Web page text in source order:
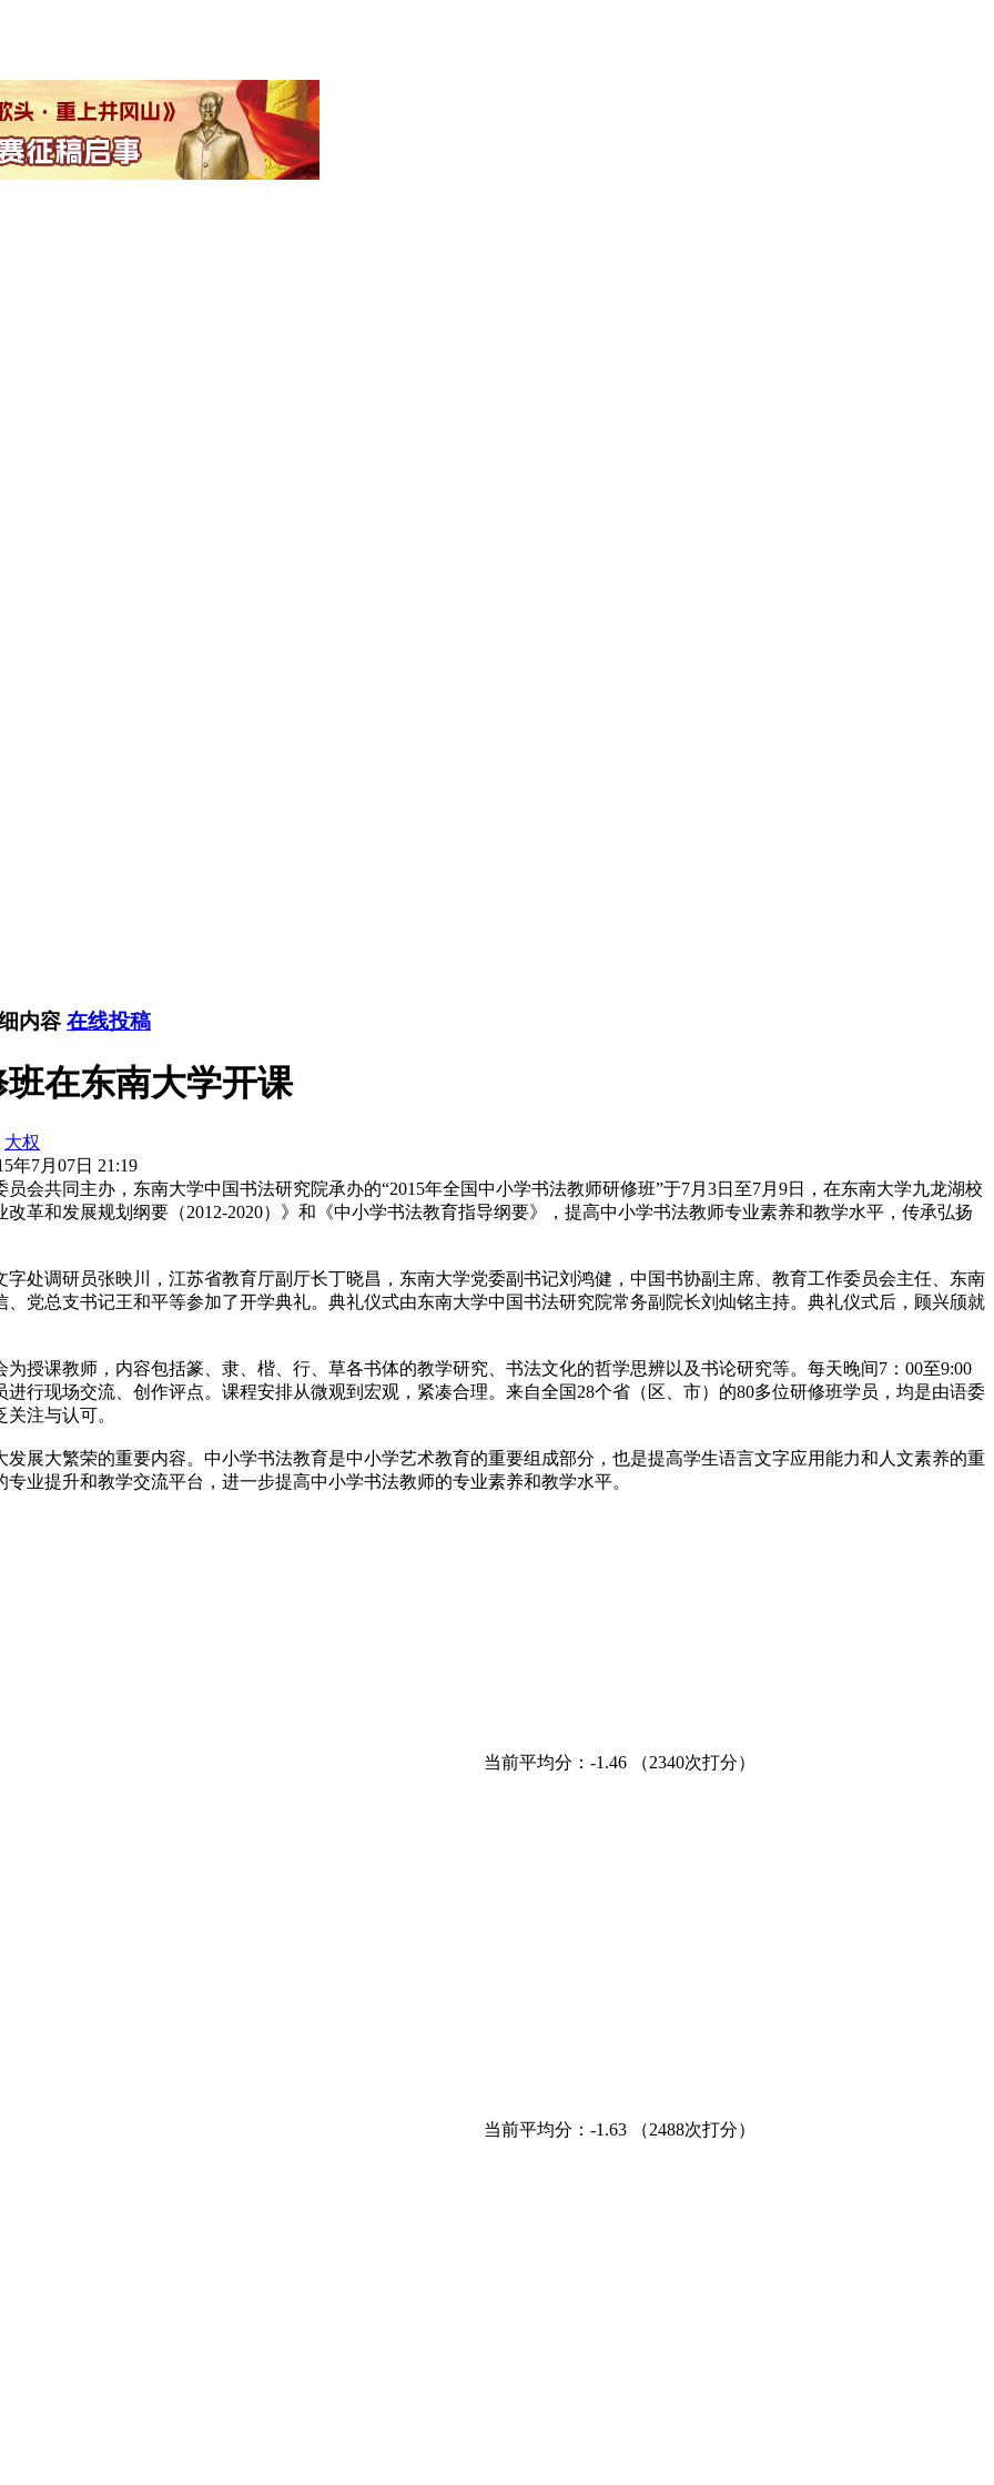
内容 在线投稿
在东南大学开课
大权
年7月07日 21:19
共同主办，东南大学中国书法研究院承办的“2015年全国中小学书法教师研修班”于7月3日至7月9日，在东南大学九龙湖校
革和发展规划纲要（2012-2020）》和《中小学书法教育指导纲要》，提高中小学书法教师专业素养和教学水平，传承弘扬
调研员张映川，江苏省教育厅副厅长丁晓昌，东南大学党委副书记刘鸿健，中国书协副主席、教育工作委员会主任、东南
党总支书记王和平等参加了开学典礼。典礼仪式由东南大学中国书法研究院常务副院长刘灿铭主持。典礼仪式后，顾兴颀就
课教师，内容包括篆、隶、楷、行、草各书体的教学研究、书法文化的哲学思辨以及书论研究等。每天晚间7：00至9:00
行现场交流、创作评点。课程安排从微观到宏观，紧凑合理。来自全国28个省（区、市）的80多位研修班学员，均是由语委
注与认可。
大繁荣的重要内容。中小学书法教育是中小学艺术教育的重要组成部分，也是提高学生语言文字应用能力和人文素养的重
业提升和教学交流平台，进一步提高中小学书法教师的专业素养和教学水平。
当前平均分： -1.46 （2340次打分）
当前平均分： -1.63 （2488次打分）